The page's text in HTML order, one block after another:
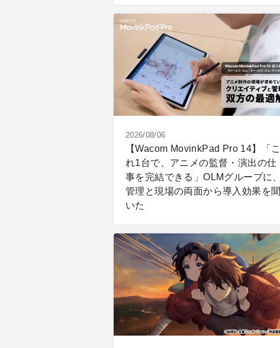
2026/08/06
【Wacom MovinkPad Pro 14】「こ
れ1台で、アニメの監督・演出の仕
事を完結できる」OLMグループに、
管理と現場の両面から導入効果を聞
いた